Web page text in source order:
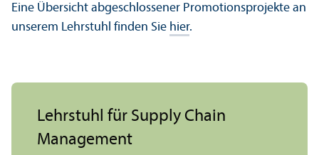
Eine Über­sicht abgeschlossener Promotions­projekte an
unserem Lehr­stuhl finden Sie hier.
Lehr­stuhl für Supply Chain
Management